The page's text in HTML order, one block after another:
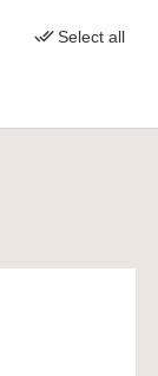
Select all